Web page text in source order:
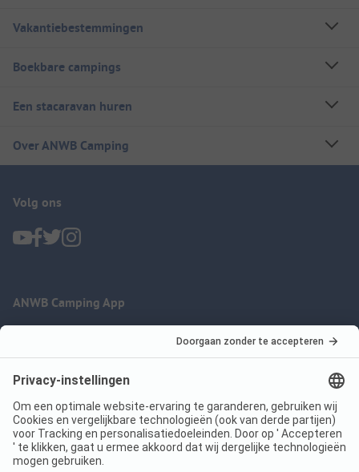
Vakantiebestemmingen
Boekbare campings
Een stacaravan huren
Over ANWB Camping
Volg ons
ANWB Camping App
Imprint
Jouw privacy
Voorwaarden